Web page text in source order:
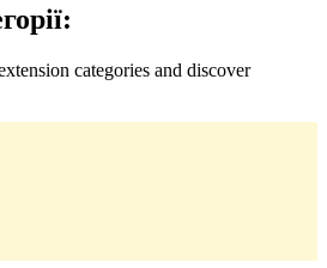
categories and discover